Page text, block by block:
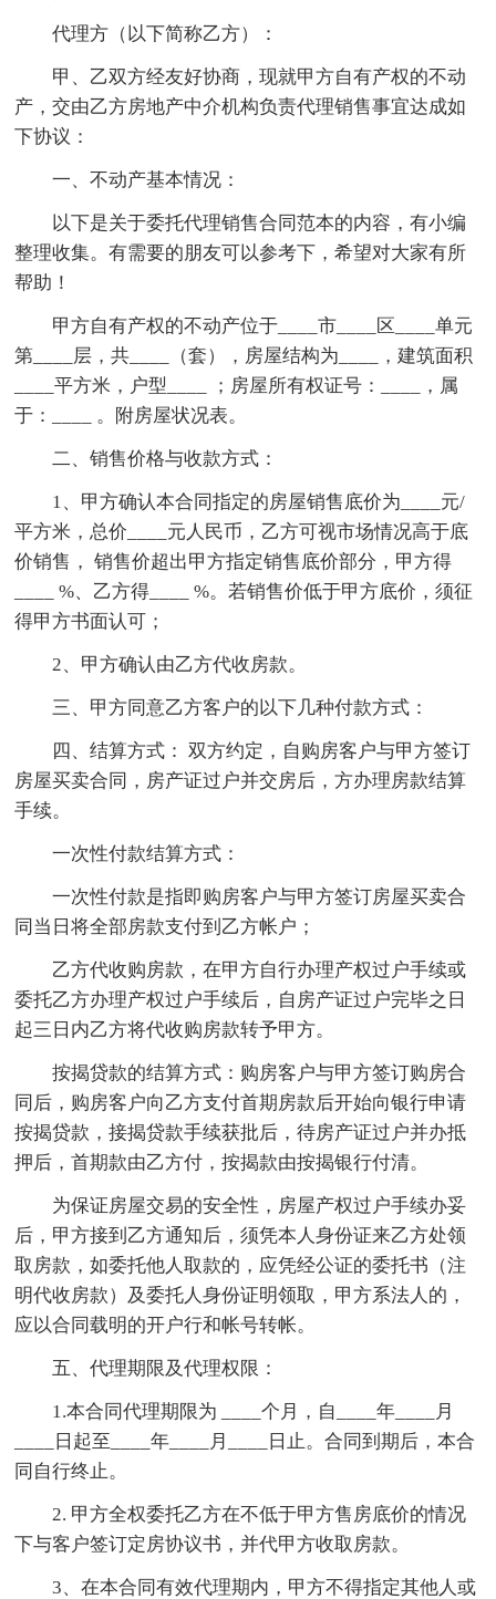
代理方（以下简称乙方）：
甲、乙双方经友好协商，现就甲方自有产权的不动
产，交由乙方房地产中介机构负责代理销售事宜达成如
下协议：
一、不动产基本情况：
以下是关于委托代理销售合同范本的内容，有小编
整理收集。有需要的朋友可以参考下，希望对大家有所
帮助！
甲方自有产权的不动产位于____市____区____单元
第____层，共____（套），房屋结构为____，建筑面积
____平方米，户型____ ；房屋所有权证号：____，属
于：____ 。附房屋状况表。
二、销售价格与收款方式：
1、甲方确认本合同指定的房屋销售底价为____元/
平方米，总价____元人民币，乙方可视市场情况高于底
价销售， 销售价超出甲方指定销售底价部分，甲方得
____ %、乙方得____ %。若销售价低于甲方底价，须征
得甲方书面认可；
2、甲方确认由乙方代收房款。
三、甲方同意乙方客户的以下几种付款方式：
四、结算方式： 双方约定，自购房客户与甲方签订
房屋买卖合同，房产证过户并交房后，方办理房款结算
手续。
一次性付款结算方式：
一次性付款是指即购房客户与甲方签订房屋买卖合
同当日将全部房款支付到乙方帐户；
乙方代收购房款，在甲方自行办理产权过户手续或
委托乙方办理产权过户手续后，自房产证过户完毕之日
起三日内乙方将代收购房款转予甲方。
按揭贷款的结算方式：购房客户与甲方签订购房合
同后，购房客户向乙方支付首期房款后开始向银行申请
按揭贷款，接揭贷款手续获批后，待房产证过户并办抵
押后，首期款由乙方付，按揭款由按揭银行付清。
为保证房屋交易的安全性，房屋产权过户手续办妥
后，甲方接到乙方通知后，须凭本人身份证来乙方处领
取房款，如委托他人取款的，应凭经公证的委托书（注
明代收房款）及委托人身份证明领取，甲方系法人的，
应以合同载明的开户行和帐号转帐。
五、代理期限及代理权限：
1.本合同代理期限为 ____个月，自____年____月
____日起至____年____月____日止。合同到期后，本合
同自行终止。
2. 甲方全权委托乙方在不低于甲方售房底价的情况
下与客户签订定房协议书，并代甲方收取房款。
3、在本合同有效代理期内，甲方不得指定其他人或